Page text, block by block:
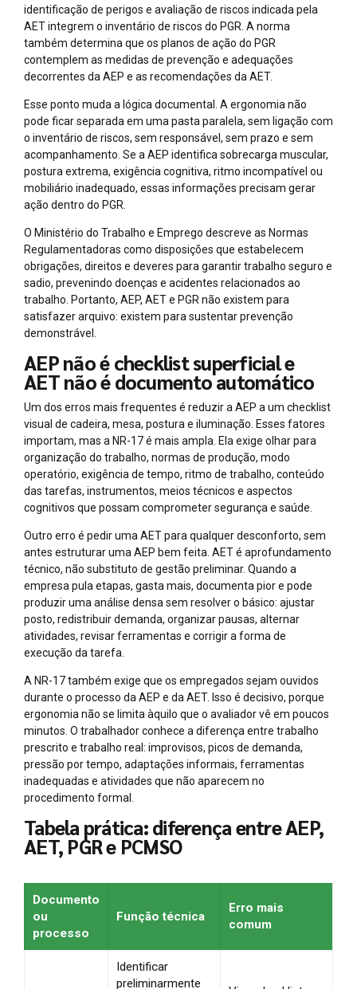
identificação de perigos e avaliação de riscos indicada pela
AET integrem o inventário de riscos do PGR. A norma
também determina que os planos de ação do PGR
contemplem as medidas de prevenção e adequações
decorrentes da AEP e as recomendações da AET.
Esse ponto muda a lógica documental. A ergonomia não
pode ficar separada em uma pasta paralela, sem ligação com
o inventário de riscos, sem responsável, sem prazo e sem
acompanhamento. Se a AEP identifica sobrecarga muscular,
postura extrema, exigência cognitiva, ritmo incompatível ou
mobiliário inadequado, essas informações precisam gerar
ação dentro do PGR.
O Ministério do Trabalho e Emprego descreve as Normas
Regulamentadoras como disposições que estabelecem
obrigações, direitos e deveres para garantir trabalho seguro e
sadio, prevenindo doenças e acidentes relacionados ao
trabalho. Portanto, AEP, AET e PGR não existem para
satisfazer arquivo: existem para sustentar prevenção
demonstrável.
AEP não é checklist superficial e
AET não é documento automático
Um dos erros mais frequentes é reduzir a AEP a um checklist
visual de cadeira, mesa, postura e iluminação. Esses fatores
importam, mas a NR-17 é mais ampla. Ela exige olhar para
organização do trabalho, normas de produção, modo
operatório, exigência de tempo, ritmo de trabalho, conteúdo
das tarefas, instrumentos, meios técnicos e aspectos
cognitivos que possam comprometer segurança e saúde.
Outro erro é pedir uma AET para qualquer desconforto, sem
antes estruturar uma AEP bem feita. AET é aprofundamento
técnico, não substituto de gestão preliminar. Quando a
empresa pula etapas, gasta mais, documenta pior e pode
produzir uma análise densa sem resolver o básico: ajustar
posto, redistribuir demanda, organizar pausas, alternar
atividades, revisar ferramentas e corrigir a forma de
execução da tarefa.
A NR-17 também exige que os empregados sejam ouvidos
durante o processo da AEP e da AET. Isso é decisivo, porque
ergonomia não se limita àquilo que o avaliador vê em poucos
minutos. O trabalhador conhece a diferença entre trabalho
prescrito e trabalho real: improvisos, picos de demanda,
pressão por tempo, adaptações informais, ferramentas
inadequadas e atividades que não aparecem no
procedimento formal.
Tabela prática: diferença entre AEP,
AET, PGR e PCMSO
Documento
ou
processo
Função técnica
Erro mais
comum
Identificar
preliminarmente